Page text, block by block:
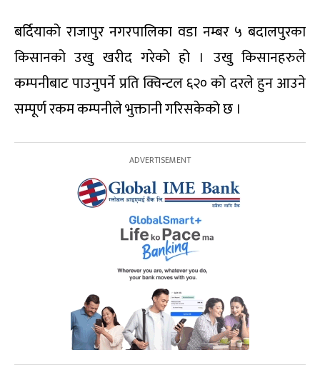
बर्दियाको राजापुर नगरपालिका वडा नम्बर ५ बदालपुरका
किसानको उखु खरीद गरेको हो । उखु किसानहरुले
कम्पनीबाट पाउनुपर्ने प्रति क्विन्टल ६२० को दरले हुन आउने
सम्पूर्ण रकम कम्पनीले भुक्तानी गरिसकेको छ ।